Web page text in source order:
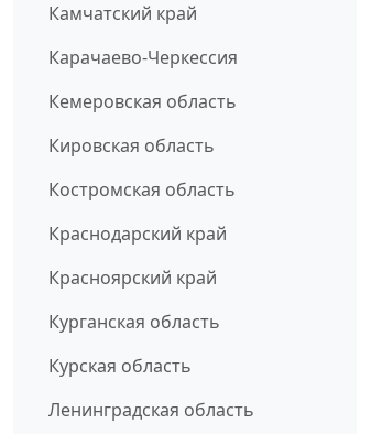
Камчатский край
Карачаево-Черкессия
Кемеровская область
Кировская область
Костромская область
Краснодарский край
Красноярский край
Курганская область
Курская область
Ленинградская область